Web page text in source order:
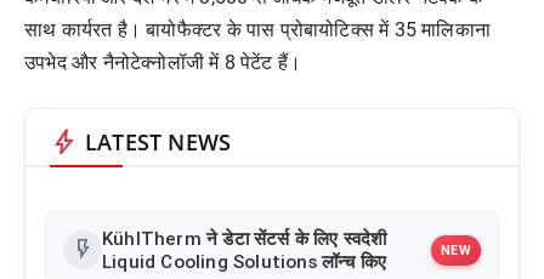
साथ कार्यरत है। बायोफैक्टर के पास प्रोबायोटिक्स में 35 मालिकाना
उपभेद और नैनोटेक्नोलॉजी में 8 पेटेंट हैं।
bolt LATEST NEWS
flash_on KühlTherm ने डेटा सेंटर्स के लिए स्वदेशी
Liquid Cooling Solutions लॉन्च किए
NEW